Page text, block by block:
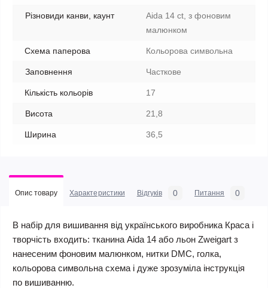
Різновиди канви, каунт
Aida 14 ct, з фоновим
малюнком
Схема паперова Кольорова символьна
Заповнення Часткове
Кількість кольорів 17
Висота 21,8
Ширина 36,5
Опис товару Характеристики Відгуків 0 Питання 0
В набір для вишивання від українського виробника Краса і
творчість входить: тканина Aida 14 або льон Zweigart з
нанесеним фоновим малюнком, нитки DMC, голка,
кольорова символьна схема і дуже зрозуміла інструкція
по вишиванню.